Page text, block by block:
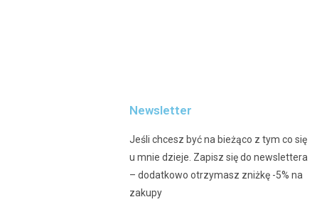
Newsletter
Jeśli chcesz być na bieżąco z tym co się
u mnie dzieje. Zapisz się do newslettera
– dodatkowo otrzymasz zniżkę -5% na
zakupy